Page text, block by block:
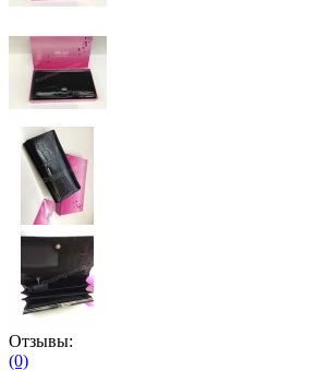
Отзывы:
(0)